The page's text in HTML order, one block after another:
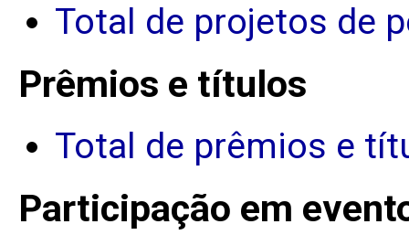
Total de projetos de
Prêmios e títulos
Total de prêmios e
Participação em